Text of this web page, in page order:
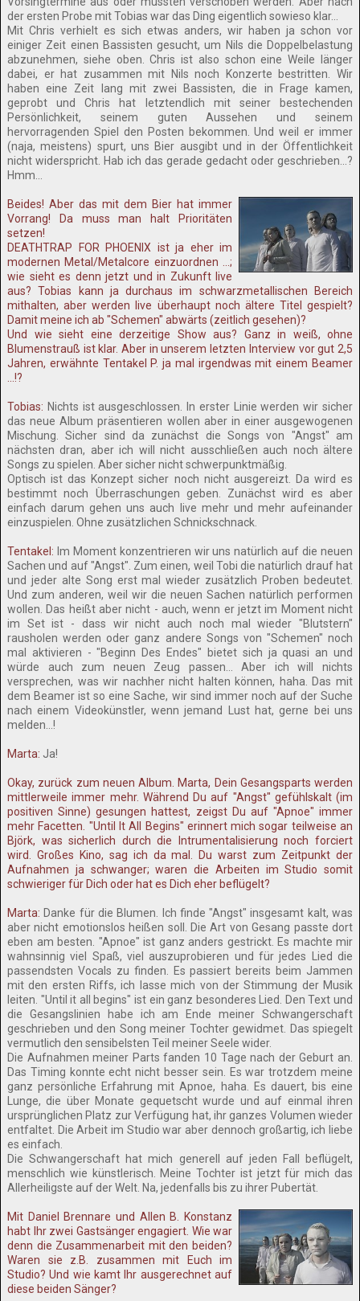
der ersten Probe mit Tobias war das Ding eigentlich sowieso klar...
Mit Chris verhielt es sich etwas anders, wir haben ja schon vor
einiger Zeit einen Bassisten gesucht, um Nils die Doppelbelastung
abzunehmen, siehe oben. Chris ist also schon eine Weile länger
dabei, er hat zusammen mit Nils noch Konzerte bestritten. Wir
haben eine Zeit lang mit zwei Bassisten, die in Frage kamen,
geprobt und Chris hat letztendlich mit seiner bestechenden
Persönlichkeit, seinem guten Aussehen und seinem
hervorragenden Spiel den Posten bekommen. Und weil er immer
(naja, meistens) spurt, uns Bier ausgibt und in der Öffentlichkeit
nicht widerspricht. Hab ich das gerade gedacht oder geschrieben...?
Hmm...
Beides! Aber das mit dem Bier hat immer
Vorrang! Da muss man halt Prioritäten
setzen!
DEATHTRAP FOR PHOENIX ist ja eher im
modernen Metal/Metalcore einzuordnen ...;
wie sieht es denn jetzt und in Zukunft live
aus? Tobias kann ja durchaus im schwarzmetallischen Bereich
mithalten, aber werden live überhaupt noch ältere Titel gespielt?
Damit meine ich ab "Schemen" abwärts (zeitlich gesehen)?
Und wie sieht eine derzeitige Show aus? Ganz in weiß, ohne
Blumenstrauß ist klar. Aber in unserem letzten Interview vor gut 2,5
Jahren, erwähnte Tentakel P. ja mal irgendwas mit einem Beamer
...!?
Tobias: Nichts ist ausgeschlossen. In erster Linie werden wir sicher
das neue Album präsentieren wollen aber in einer ausgewogenen
Mischung. Sicher sind da zunächst die Songs von "Angst" am
nächsten dran, aber ich will nicht ausschließen auch noch ältere
Songs zu spielen. Aber sicher nicht schwerpunktmäßig.
Optisch ist das Konzept sicher noch nicht ausgereizt. Da wird es
bestimmt noch Überraschungen geben. Zunächst wird es aber
einfach darum gehen uns auch live mehr und mehr aufeinander
einzuspielen. Ohne zusätzlichen Schnickschnack.
Tentakel: Im Moment konzentrieren wir uns natürlich auf die neuen
Sachen und auf "Angst". Zum einen, weil Tobi die natürlich drauf hat
und jeder alte Song erst mal wieder zusätzlich Proben bedeutet.
Und zum anderen, weil wir die neuen Sachen natürlich performen
wollen. Das heißt aber nicht - auch, wenn er jetzt im Moment nicht
im Set ist - dass wir nicht auch noch mal wieder "Blutstern"
rausholen werden oder ganz andere Songs von "Schemen" noch
mal aktivieren - "Beginn Des Endes" bietet sich ja quasi an und
würde auch zum neuen Zeug passen... Aber ich will nichts
versprechen, was wir nachher nicht halten können, haha. Das mit
dem Beamer ist so eine Sache, wir sind immer noch auf der Suche
nach einem Videokünstler, wenn jemand Lust hat, gerne bei uns
melden...!
Marta: Ja!
Okay, zurück zum neuen Album. Marta, Dein Gesangsparts werden
mittlerweile immer mehr. Während Du auf "Angst" gefühlskalt (im
positiven Sinne) gesungen hattest, zeigst Du auf "Apnoe" immer
mehr Facetten. "Until It All Begins" erinnert mich sogar teilweise an
Björk, was sicherlich durch die Intrumentalisierung noch forciert
wird. Großes Kino, sag ich da mal. Du warst zum Zeitpunkt der
Aufnahmen ja schwanger; waren die Arbeiten im Studio somit
schwieriger für Dich oder hat es Dich eher beflügelt?
Marta: Danke für die Blumen. Ich finde "Angst" insgesamt kalt, was
aber nicht emotionslos heißen soll. Die Art von Gesang passte dort
eben am besten. "Apnoe" ist ganz anders gestrickt. Es machte mir
wahnsinnig viel Spaß, viel auszuprobieren und für jedes Lied die
passendsten Vocals zu finden. Es passiert bereits beim Jammen
mit den ersten Riffs, ich lasse mich von der Stimmung der Musik
leiten. "Until it all begins" ist ein ganz besonderes Lied. Den Text und
die Gesangslinien habe ich am Ende meiner Schwangerschaft
geschrieben und den Song meiner Tochter gewidmet. Das spiegelt
vermutlich den sensibelsten Teil meiner Seele wider.
Die Aufnahmen meiner Parts fanden 10 Tage nach der Geburt an.
Das Timing konnte echt nicht besser sein. Es war trotzdem meine
ganz persönliche Erfahrung mit Apnoe, haha. Es dauert, bis eine
Lunge, die über Monate gequetscht wurde und auf einmal ihren
ursprünglichen Platz zur Verfügung hat, ihr ganzes Volumen wieder
entfaltet. Die Arbeit im Studio war aber dennoch großartig, ich liebe
es einfach.
Die Schwangerschaft hat mich generell auf jeden Fall beflügelt,
menschlich wie künstlerisch. Meine Tochter ist jetzt für mich das
Allerheiligste auf der Welt. Na, jedenfalls bis zu ihrer Pubertät.
Mit Daniel Brennare und Allen B. Konstanz
habt Ihr zwei Gastsänger engagiert. Wie war
denn die Zusammenarbeit mit den beiden?
Waren sie z.B. zusammen mit Euch im
Studio? Und wie kamt Ihr ausgerechnet auf
diese beiden Sänger?